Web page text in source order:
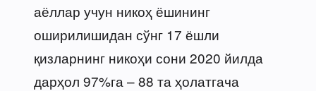
аёллар учун никоҳ ёшининг
оширилишидан сўнг 17 ёшли
қизларнинг никоҳи сони 2020 йилда
дарҳол 97%га – 88 та ҳолатгача